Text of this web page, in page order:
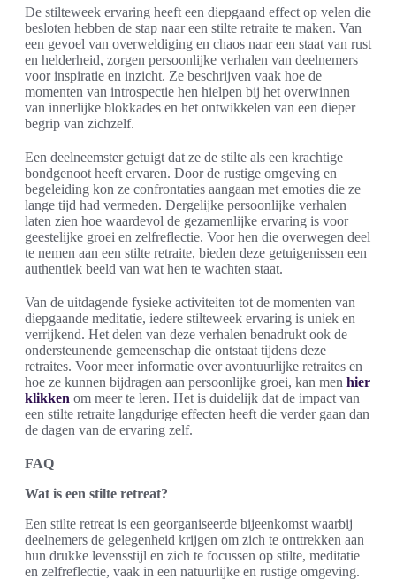
De stilteweek ervaring heeft een diepgaand effect op velen die
besloten hebben de stap naar een stilte retraite te maken. Van
een gevoel van overweldiging en chaos naar een staat van rust
en helderheid, zorgen persoonlijke verhalen van deelnemers
voor inspiratie en inzicht. Ze beschrijven vaak hoe de
momenten van introspectie hen hielpen bij het overwinnen
van innerlijke blokkades en het ontwikkelen van een dieper
begrip van zichzelf.
Een deelneemster getuigt dat ze de stilte als een krachtige
bondgenoot heeft ervaren. Door de rustige omgeving en
begeleiding kon ze confrontaties aangaan met emoties die ze
lange tijd had vermeden. Dergelijke persoonlijke verhalen
laten zien hoe waardevol de gezamenlijke ervaring is voor
geestelijke groei en zelfreflectie. Voor hen die overwegen deel
te nemen aan een stilte retraite, bieden deze getuigenissen een
authentiek beeld van wat hen te wachten staat.
Van de uitdagende fysieke activiteiten tot de momenten van
diepgaande meditatie, iedere stilteweek ervaring is uniek en
verrijkend. Het delen van deze verhalen benadrukt ook de
ondersteunende gemeenschap die ontstaat tijdens deze
retraites. Voor meer informatie over avontuurlijke retraites en
hoe ze kunnen bijdragen aan persoonlijke groei, kan men hier
klikken om meer te leren. Het is duidelijk dat de impact van
een stilte retraite langdurige effecten heeft die verder gaan dan
de dagen van de ervaring zelf.
FAQ
Wat is een stilte retreat?
Een stilte retreat is een georganiseerde bijeenkomst waarbij
deelnemers de gelegenheid krijgen om zich te onttrekken aan
hun drukke levensstijl en zich te focussen op stilte, meditatie
en zelfreflectie, vaak in een natuurlijke en rustige omgeving.